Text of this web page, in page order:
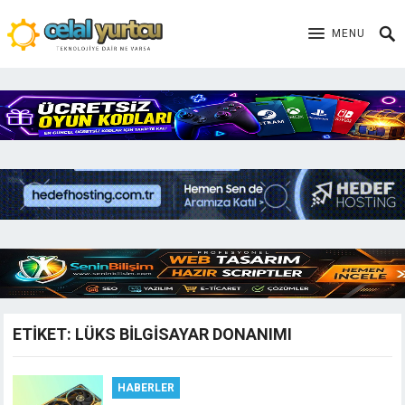
MENU
ETIKET: LÜKS BILGISAYAR DONANIMI
HABERLER